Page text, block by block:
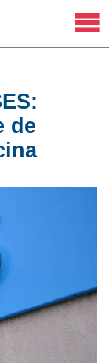
de